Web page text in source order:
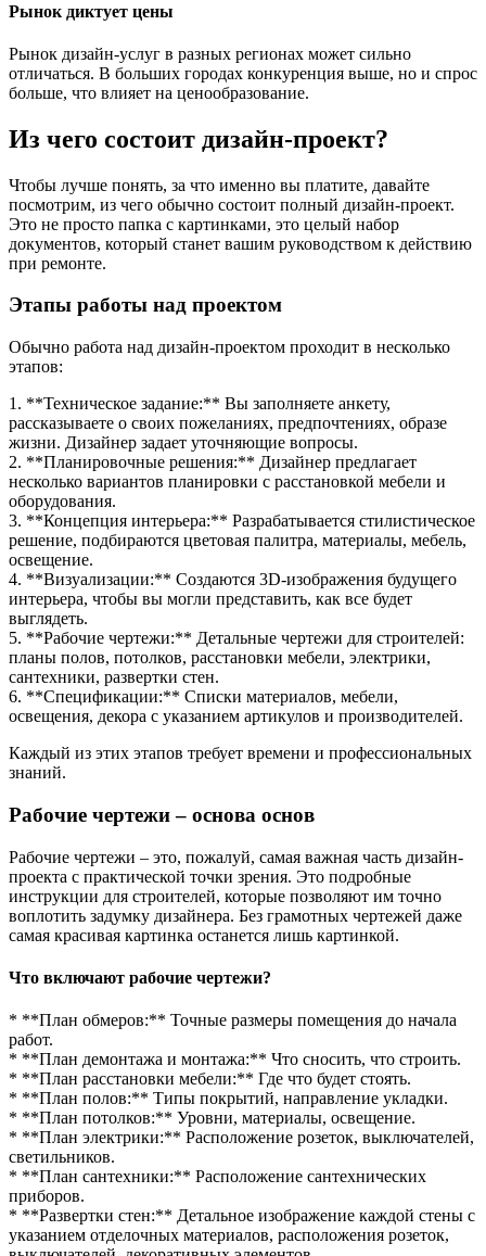
Рынок диктует цены
Рынок дизайн-услуг в разных регионах может сильно
отличаться. В больших городах конкуренция выше, но и спрос
больше, что влияет на ценообразование.
Из чего состоит дизайн-проект?
Чтобы лучше понять, за что именно вы платите, давайте
посмотрим, из чего обычно состоит полный дизайн-проект.
Это не просто папка с картинками, это целый набор
документов, который станет вашим руководством к действию
при ремонте.
Этапы работы над проектом
Обычно работа над дизайн-проектом проходит в несколько
этапов:
1. **Техническое задание:** Вы заполняете анкету,
рассказываете о своих пожеланиях, предпочтениях, образе
жизни. Дизайнер задает уточняющие вопросы.
2. **Планировочные решения:** Дизайнер предлагает
несколько вариантов планировки с расстановкой мебели и
оборудования.
3. **Концепция интерьера:** Разрабатывается стилистическое
решение, подбираются цветовая палитра, материалы, мебель,
освещение.
4. **Визуализации:** Создаются 3D-изображения будущего
интерьера, чтобы вы могли представить, как все будет
выглядеть.
5. **Рабочие чертежи:** Детальные чертежи для строителей:
планы полов, потолков, расстановки мебели, электрики,
сантехники, развертки стен.
6. **Спецификации:** Списки материалов, мебели,
освещения, декора с указанием артикулов и производителей.
Каждый из этих этапов требует времени и профессиональных
знаний.
Рабочие чертежи – основа основ
Рабочие чертежи – это, пожалуй, самая важная часть дизайн-
проекта с практической точки зрения. Это подробные
инструкции для строителей, которые позволяют им точно
воплотить задумку дизайнера. Без грамотных чертежей даже
самая красивая картинка останется лишь картинкой.
Что включают рабочие чертежи?
* **План обмеров:** Точные размеры помещения до начала
работ.
* **План демонтажа и монтажа:** Что сносить, что строить.
* **План расстановки мебели:** Где что будет стоять.
* **План полов:** Типы покрытий, направление укладки.
* **План потолков:** Уровни, материалы, освещение.
* **План электрики:** Расположение розеток, выключателей,
светильников.
* **План сантехники:** Расположение сантехнических
приборов.
* **Развертки стен:** Детальное изображение каждой стены с
указанием отделочных материалов, расположения розеток,